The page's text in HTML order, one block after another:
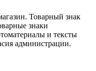
Товарный знак
знаки
и тексты
администрации.